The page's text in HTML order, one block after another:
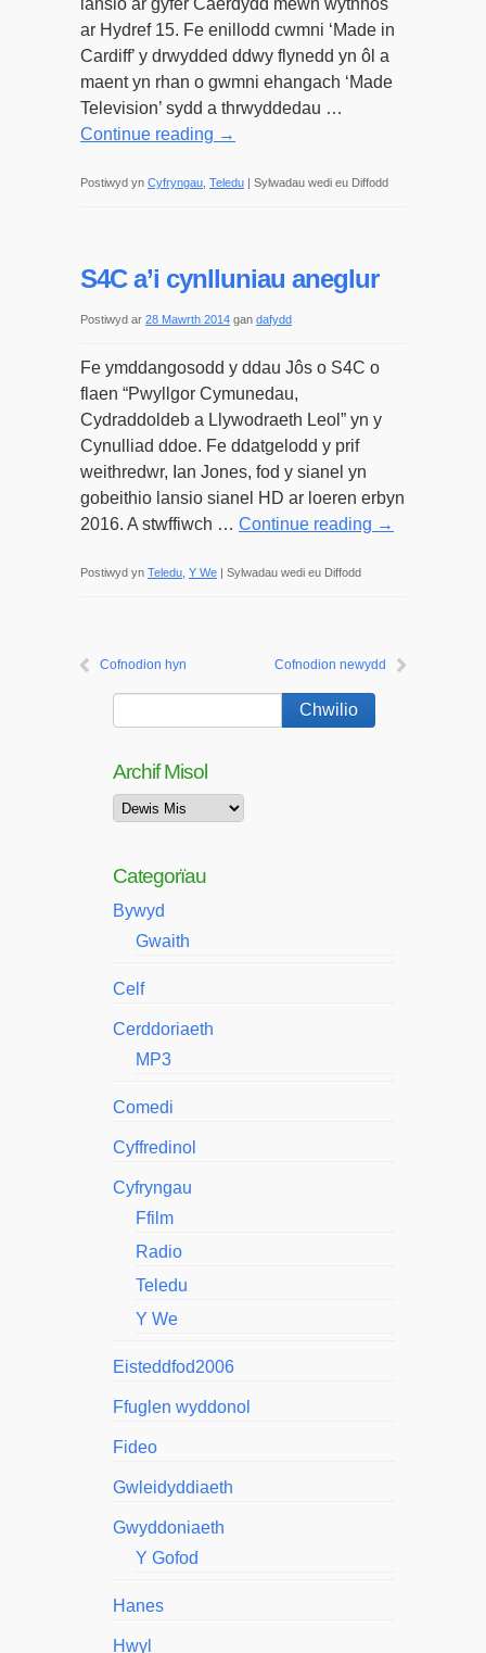
lansio ar gyfer Caerdydd mewn wythnos
ar Hydref 15. Fe enillodd cwmni ‘Made in
Cardiff’ y drwydded ddwy flynedd yn ôl a
maent yn rhan o gwmni ehangach ‘Made
Television’ sydd a thrwyddedau …
Continue reading →
Postiwyd yn Cyfryngau Teledu | Sylwadau wedi eu Diffoddar
S4C a’i cynlluniau aneglur
Postiwyd ar 28 Mawrth 2014 gan dafydd
Fe ymddangosodd y ddau Jôs o S4C o
flaen “Pwyllgor Cymunedau,
Cydraddoldeb a Llywodraeth Leol” yn y
Cynulliad ddoe. Fe ddatgelodd y prif
weithredwr, Ian Jones, fod y sianel yn
gobeithio lansio sianel HD ar loeren erbyn
2016. A stwffiwch … Continue reading →
Postiwyd yn Teledu Y We | Sylwadau wedi eu Diffoddar
aneglur
Cofnodion hyn Cofnodion newydd
Archif Misol
Archif
Categorïau
Bywyd
Gwaith
Celf
Cerddoriaeth
MP3
Comedi
Cyffredinol
Cyfryngau
Ffilm
Radio
Teledu
Y We
Eisteddfod2006
Ffuglen wyddonol
Fideo
Gwleidyddiaeth
Gwyddoniaeth
Y Gofod
Hanes
Hwyl